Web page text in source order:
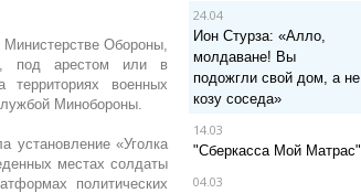
Министерстве Обороны,
под арестом или в
военных
Минобороны.
установление «Уголка
местах солдаты
политических
24.04
Ион Стурза: «Алло,
молдаване! Вы
подожгли свой дом, а не
козу соседа»
14.03
"Сберкасса Мой Матрас"
04.03